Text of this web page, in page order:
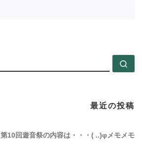
最近の投稿
第10回遊音祭の内容は・・・( ..)φメモメモ